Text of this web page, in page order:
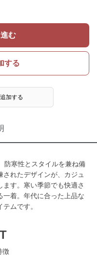
む
する
加する
防寒性とスタイルを兼ね備
れたデザインが、カジュ
す。寒い季節でも快適さ
一着。年代に合った上品な
ムです。
徴